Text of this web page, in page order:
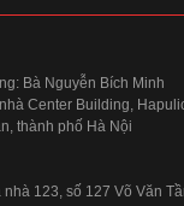
Bà Nguyễn Bích Minh
Center Building,
thành phố Hà Nội
nhà 123, số 127 Võ Văn